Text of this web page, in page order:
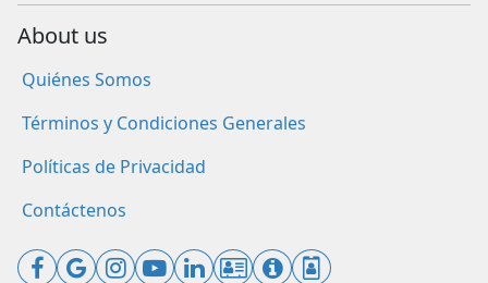
About us
Quiénes Somos
Términos y Condiciones Generales
Políticas de Privacidad
Contáctenos